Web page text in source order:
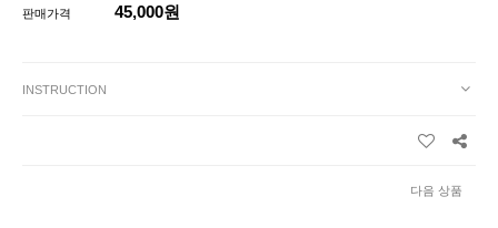
판매가격 45,000원
INSTRUCTION
다음 상품